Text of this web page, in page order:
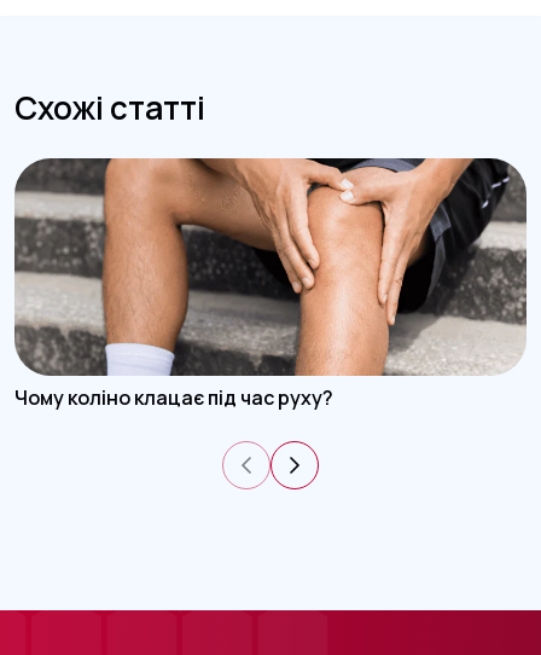
Схожі статті
Чому коліно клацає під час руху?